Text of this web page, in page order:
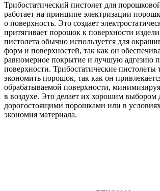
Трибостатический пистолет для
работает на принципе электризации
о поверхность. Это создает
притягивает порошок к поверхности
пистолета обычно используется для
форм и поверхностей, так как он
равномерное покрытие и лучшую адгезию
поверхности. Трибостатические пистолеты
экономить порошок, так как он
обрабатываемой поверхности,
в воздухе. Это делает их хорошим выбором
дорогостоящими порошками или в
экономия материала.